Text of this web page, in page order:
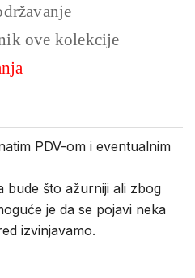
ove kolekcije
PDV-om i eventualnim
što ažurniji ali zbog
je da se pojavi neka
izvinjavamo.